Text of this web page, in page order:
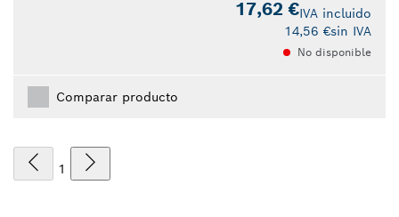
17,62 €IVA incluido
14,56 €sin IVA
No disponible
Comparar producto
1